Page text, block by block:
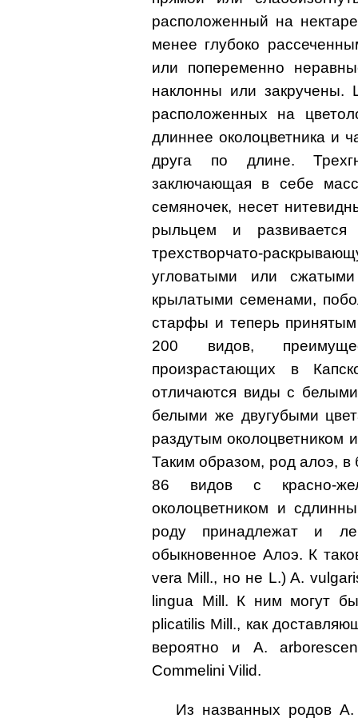
расположенный на
менее глубоко
или попеременно
наклонны или
расположенных на
длиннее околоцветника и
друга по длине.
заключающая в себе
семяночек, несет
рыльцем и развивается
трехстворчато-
угловатыми или
крылатыми семенами,
старфы и теперь
200 видов,
произрастающих в
отличаются виды с
белыми же двугубыми
раздутым околоцветником
Таким образом, род алоэ,
86 видов с красно-
околоцветником и
роду принадлежат и
обыкновенное Алоэ. К
vera Мill., но не L.) A.
lingua Mill. К ним могут
plicatilis Mill., как
вероятно и A.
Commelini Vilid.
Из названных родов A.